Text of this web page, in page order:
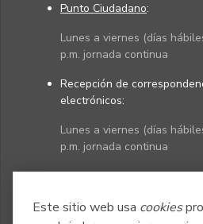
Este sitio web usa cookies
Punto Ciudadano:
Lunes a viernes (días
p.m. jornada continua
Recepción de
electrónicos:
Lunes a viernes (días
p.m. jornada continua